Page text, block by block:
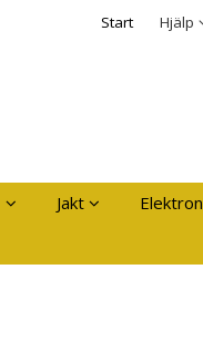
Start Hjälp
Säkerhet &
Kom ihåg mig
Jakt